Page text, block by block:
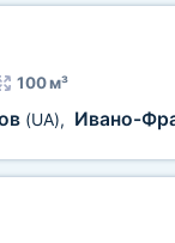
100 м³
(UA), Ивано-